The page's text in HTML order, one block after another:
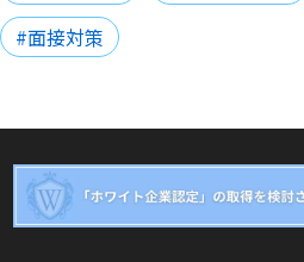
#面接対策